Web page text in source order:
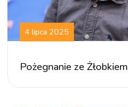
Pożegnanie ze Żłobkiem
4 lipca 2025